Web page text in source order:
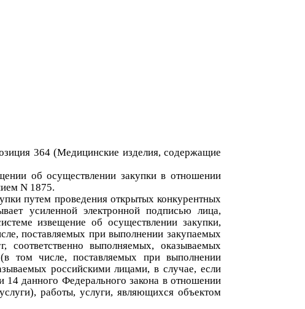
я 364(Медицинские изделия, содержащие
об осуществлении закупки в отношении
N 1875.
путем проведения открытых конкурентных
усиленной электронной подписью лица,
извещение об осуществлении закупки,
поставляемых при выполнении закупаемых
соответственно выполняемых, оказываемых
том числе, поставляемых при выполнении
российскими лицами, в случае, если
14 данного Федерального закона в отношении
работы, услуги, являющихся объектом